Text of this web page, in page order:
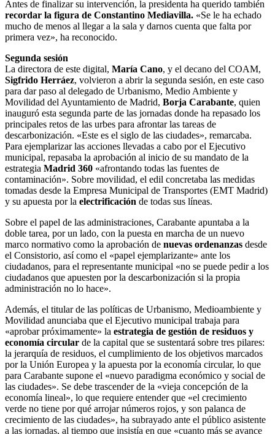
Antes de finalizar su intervención, la presidenta ha querido también
recordar la figura de Constantino Mediavilla. «Se le ha echado
mucho de menos al llegar a la sala y darnos cuenta que falta por
primera vez», ha reconocido.
Segunda sesión
La directora de este digital, María Cano, y el decano del COAM,
Sigfrido Herráez, volvieron a abrir la segunda sesión, en este caso
para dar paso al delegado de Urbanismo, Medio Ambiente y
Movilidad del Ayuntamiento de Madrid, Borja Carabante, quien
inauguró esta segunda parte de las jornadas donde ha repasado los
principales retos de las urbes para afrontar las tareas de
descarbonización. «Este es el siglo de las ciudades», remarcaba.
Para ejemplarizar las acciones llevadas a cabo por el Ejecutivo
municipal, repasaba la aprobación al inicio de su mandato de la
estrategia Madrid 360 «afrontando todas las fuentes de
contaminación». Sobre movilidad, el edil concretaba las medidas
tomadas desde la Empresa Municipal de Transportes (EMT Madrid)
y su apuesta por la electrificación de todas sus líneas.
Sobre el papel de las administraciones, Carabante apuntaba a la
doble tarea, por un lado, con la puesta en marcha de un nuevo
marco normativo como la aprobación de nuevas ordenanzas desde
el Consistorio, así como el «papel ejemplarizante» ante los
ciudadanos, para el representante municipal «no se puede pedir a los
ciudadanos que apuesten por la descarbonización si la propia
administración no lo hace».
Además, el titular de las políticas de Urbanismo, Medioambiente y
Movilidad anunciaba que el Ejecutivo municipal trabaja para
«aprobar próximamente» la estrategia de gestión de residuos y
economía circular de la capital que se sustentará sobre tres pilares:
la jerarquía de residuos, el cumplimiento de los objetivos marcados
por la Unión Europea y la apuesta por la economía circular, lo que
para Carabante supone el «nuevo paradigma económico y social de
las ciudades». Se debe trascender de la «vieja concepción de la
economía lineal», lo que requiere entender que «el crecimiento
verde no tiene por qué arrojar números rojos, y son palanca de
crecimiento de las ciudades», ha subrayado ante el público asistente
a las jornadas, al tiempo que insistía en que «cuanto más se avance